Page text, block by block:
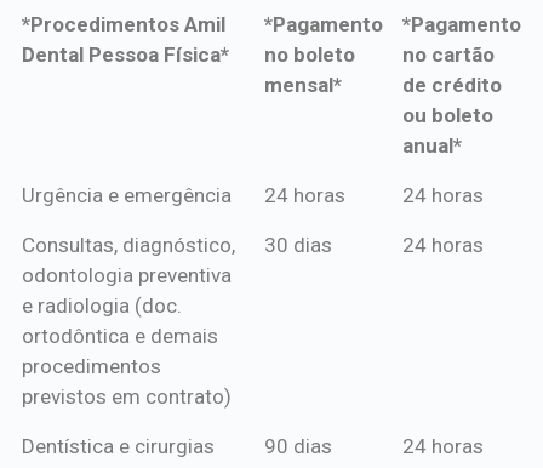
*Procedimentos Amil
Dental Pessoa Física*
*Pagamento
no boleto
mensal*
*Pagamento
no cartão
de crédito
ou boleto
anual*
*Procedimentos Amil
*Pagamento
mensal*
*Pagamento
de crédito
Urgência e emergência 24 horas 24 horas
Consultas, diagnóstico,
odontologia preventiva
e radiologia (doc.
ortodôntica e demais
procedimentos
previstos em contrato)
30 dias 24 horas
Dentística e cirurgias 90 dias 24 horas